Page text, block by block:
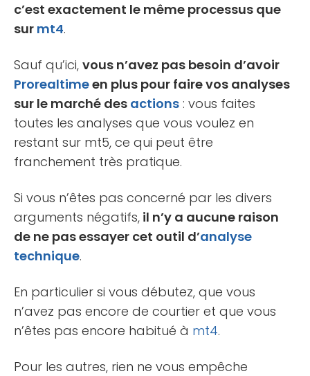
c’est exactement le même processus que
sur mt4.
Sauf qu’ici, vous n’avez pas besoin d’avoir
Prorealtimeen plus pour faire vos analyses
sur le marché des actions : vous faites
toutes les analyses que vous voulez en
restant sur mt5, ce qui peut être
franchement très pratique.
Si vous n’êtes pas concerné par les divers
arguments négatifs, il n’y a aucune raison
de ne pas essayer cet outil d’analyse
technique.
En particulier si vous débutez, que vous
n’avez pas encore de courtier et que vous
n’êtes pas encore habitué à mt4.
Pour les autres, rien ne vous empêche